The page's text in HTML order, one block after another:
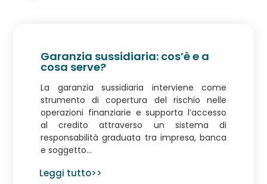
Garanzia sussidiaria: cos’è e a
cosa serve?
La garanzia sussidiaria interviene come
strumento di copertura del rischio nelle
operazioni finanziarie e supporta l’accesso
al credito attraverso un sistema di
responsabilità graduata tra impresa, banca
e soggetto...
Leggi tutto>>